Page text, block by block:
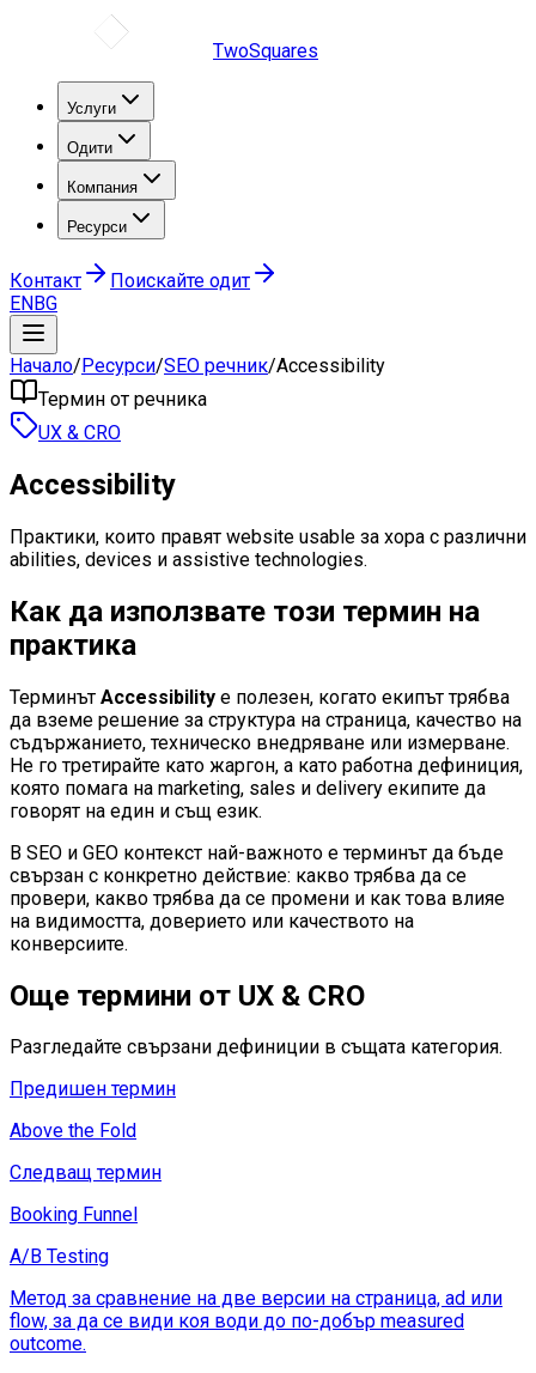
TwoSquares
Услуги
Одити
Компания
Ресурси
Контакт
Поискайте одит
ENBG
Начало/Ресурси/SEO речник/Accessibility
Термин от речника
UX & CRO
Accessibility
Практики, които правят website usable за хора с различни
abilities, devices и assistive technologies.
Как да използвате този термин на
практика
Терминът Accessibility е полезен, когато екипът трябва
да вземе решение за структура на страница, качество на
съдържанието, техническо внедряване или измерване.
Не го третирайте като жаргон, а като работна дефиниция,
която помага на marketing, sales и delivery екипите да
говорят на един и същ език.
В SEO и GEO контекст най-важното е терминът да бъде
свързан с конкретно действие: какво трябва да се
провери, какво трябва да се промени и как това влияе
на видимостта, доверието или качеството на
конверсиите.
Още термини от UX & CRO
Разгледайте свързани дефиниции в същата категория.
Предишен термин
Above the Fold
Следващ термин
Booking Funnel
A/B Testing
Метод за сравнение на две версии на страница, ad или
flow, за да се види коя води до по-добър measured
outcome.